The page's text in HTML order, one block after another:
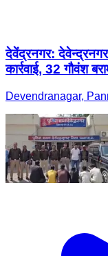
देवेंद्रनगर:
कार्रवाई, 32 गौवंश
Devendranagar,